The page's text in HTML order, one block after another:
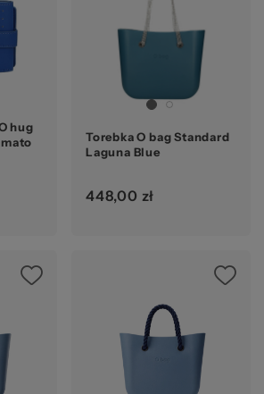
hug
Torebka O bag Standard
Laguna Blue
448,00 zł